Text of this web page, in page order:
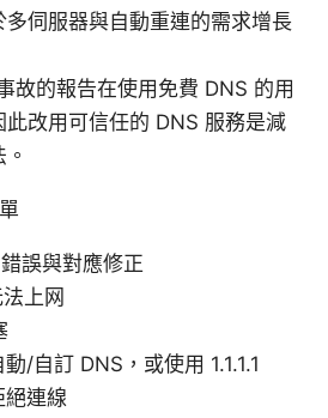
多伺服器與自動重連的需求增長
故的報告在使用免費 DNS 的用
此改用可信任的 DNS 服務是減
誤與對應修正
上网
/自訂 DNS，或使用 1.1.1.1
絕連線